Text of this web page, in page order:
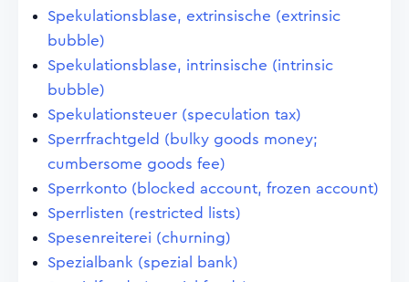
Spekulationsblase, extrinsische (extrinsic
bubble)
Spekulationsblase, intrinsische (intrinsic
bubble)
Spekulationsteuer (speculation tax)
Sperrfrachtgeld (bulky goods money;
cumbersome goods fee)
Sperrkonto (blocked account, frozen account)
Sperrlisten (restricted lists)
Spesenreiterei (churning)
Spezialbank (spezial bank)